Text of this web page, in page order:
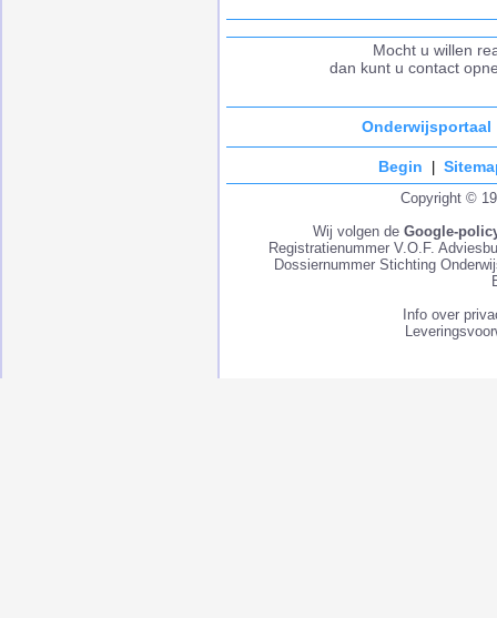
Mocht u willen
dan kunt u contact
Onderwijsportaal
Begin
Copyright ©
Wij volgen de Google-
Registratienummer V.O.F.
Dossiernummer Stichting
Info over